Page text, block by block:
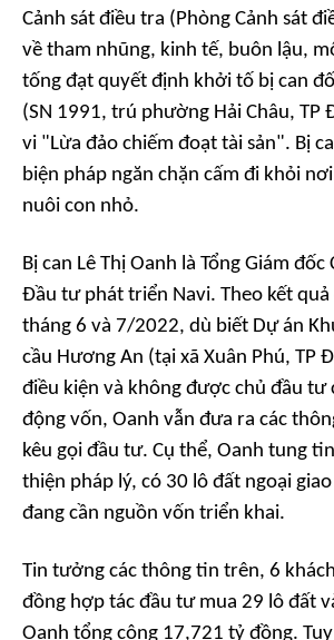
Cảnh sát điều tra (Phòng Cảnh sát
về tham nhũng, kinh tế, buôn lậu,
tống đạt quyết định khởi tố bị can
(SN 1991, trú phường Hải Châu, TP
vi "Lừa đảo chiếm đoạt tài sản". Bị
biện pháp ngăn chặn cấm đi khỏi
nuôi con nhỏ.
Bị can Lê Thị Oanh là Tổng Giám đốc
Đầu tư phát triển Navi. Theo kết
tháng 6 và 7/2022, dù biết Dự án
cầu Hương An (tại xã Xuân Phú, TP
điều kiện và không được chủ đầu tư
động vốn, Oanh vẫn đưa ra các
kêu gọi đầu tư. Cụ thể, Oanh tung
thiện pháp lý, có 30 lô đất ngoại
đang cần nguồn vốn triển khai.
Tin tưởng các thông tin trên, 6
đồng hợp tác đầu tư mua 29 lô đất
Oanh tổng cộng 17,721 tỷ đồng.